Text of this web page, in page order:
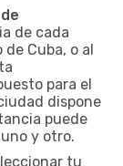
de cada
Cuba, o al
para el
dispone
puede
y otro.
tu